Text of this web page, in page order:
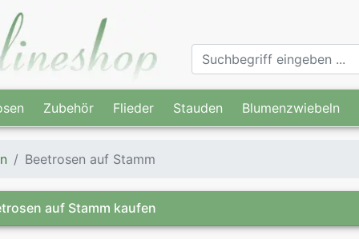
Zubehör Flieder Stauden Blumenzwiebeln
Beetrosen auf Stamm
auf Stamm kaufen